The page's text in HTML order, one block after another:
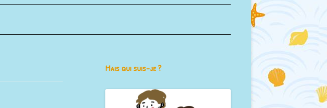
au contenu principal
Mais qui suis-je ?